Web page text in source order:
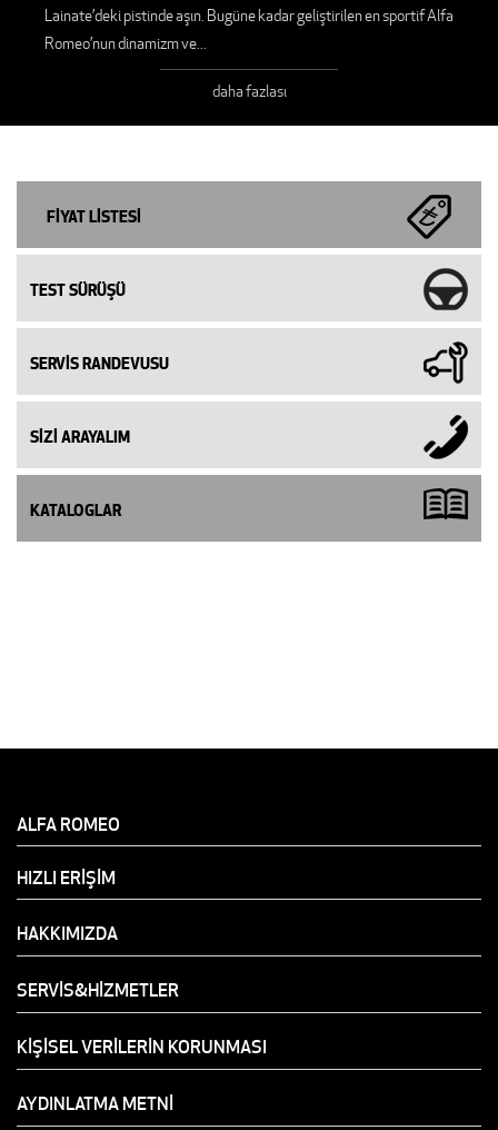
Lainate’deki pistinde aşın. Bugüne kadar geliştirilen en sportif Alfa
Romeo’nun dinamizm ve...
daha fazlası
FİYAT LİSTESİ
TEST SÜRÜŞÜ
SERVİS RANDEVUSU
SİZİ ARAYALIM
KATALOGLAR
ALFA ROMEO
HIZLI ERİŞİM
HAKKIMIZDA
SERVİS&HİZMETLER
KİŞİSEL VERİLERİN KORUNMASI
AYDINLATMA METNİ